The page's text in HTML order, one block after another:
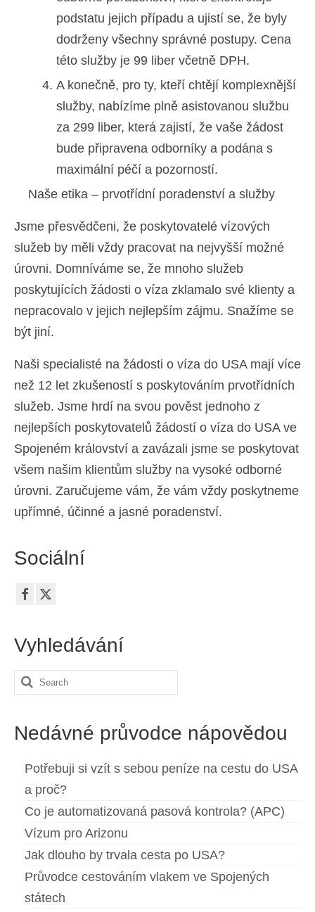
podstatu jejich případu a ujistí se, že byly
dodrženy všechny správné postupy. Cena
této služby je 99 liber včetně DPH.
A konečně, pro ty, kteří chtějí komplexnější
služby, nabízíme plně asistovanou službu
za 299 liber, která zajistí, že vaše žádost
bude připravena odborníky a podána s
maximální péčí a pozorností.
Naše etika – prvotřídní poradenství a služby
Jsme přesvědčeni, že poskytovatelé vízových
služeb by měli vždy pracovat na nejvyšší možné
úrovni. Domníváme se, že mnoho služeb
poskytujících žádosti o víza zklamalo své klienty a
nepracovalo v jejich nejlepším zájmu. Snažíme se
být jiní.
Naši specialisté na žádosti o víza do USA mají více
než 12 let zkušeností s poskytováním prvotřídních
služeb. Jsme hrdí na svou pověst jednoho z
nejlepších poskytovatelů žádostí o víza do USA ve
Spojeném království a zavázali jsme se poskytovat
všem našim klientům služby na vysoké odborné
úrovni. Zaručujeme vám, že vám vždy poskytneme
upřímné, účinné a jasné poradenství.
Sociální
Vyhledávání
Search
Nedávné průvodce nápovědou
Potřebuji si vzít s sebou peníze na cestu do USA
a proč?
Co je automatizovaná pasová kontrola? (APC)
Vízum pro Arizonu
Jak dlouho by trvala cesta po USA?
Průvodce cestováním vlakem ve Spojených
státech